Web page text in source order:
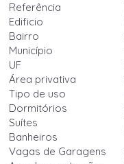
Referência
Edificio
Bairro
Município
UF
Área privativa
Tipo de uso
Dormitórios
Suítes
Banheiros
Vagas de Garagens